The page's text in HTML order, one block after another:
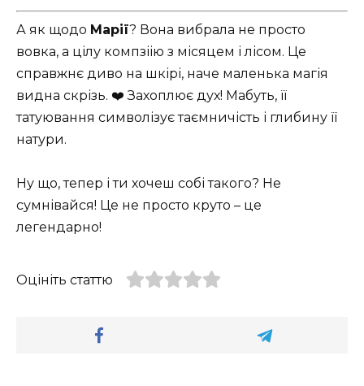
А як щодо Марії? Вона вибрала не просто
вовка, а цілу компзіію з місяцем і лісом. Це
справжнє диво на шкірі, наче маленька магія
видна скрізь. ❤️ Захоплює дух! Мабуть, її
татуювання символізує таємничість і глибину її
натури.
Ну що, тепер і ти хочеш собі такого? Не
сумнівайся! Це не просто круто – це
легендарно!
Оцініть статтю